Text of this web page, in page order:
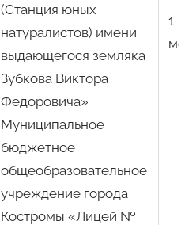
(Станция юных
натуралистов) имени
выдающегося земляка
Зубкова Виктора
Федоровича»
Муниципальное
бюджетное
общеобразовательное
учреждение города
Костромы «Лицей №
1